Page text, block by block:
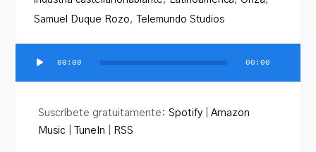
Samuel Duque Rozo, Telemundo Studios
Reproductor
00:00 00:00
Suscríbete gratuitamente:Spotify |Amazon
Music
TuneIn RSS